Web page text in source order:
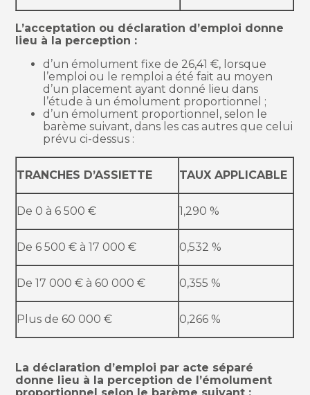
L’acceptation ou déclaration d’emploi donne
lieu à la perception :
d’un émolument fixe de 26,41 €, lorsque
l’emploi ou le remploi a été fait au moyen
d’un placement ayant donné lieu dans
l’étude à un émolument proportionnel ;
d’un émolument proportionnel, selon le
barème suivant, dans les cas autres que celui
prévu ci-dessus :
TRANCHES D’ASSIETTE TAUX APPLICABLE
De 0 à 6 500 € 1,290 %
De 6 500 € à 17 000 € 0,532 %
De 17 000 € à 60 000 € 0,355 %
Plus de 60 000 € 0,266 %
La déclaration d’emploi par acte séparé
donne lieu à la perception de l’émolument